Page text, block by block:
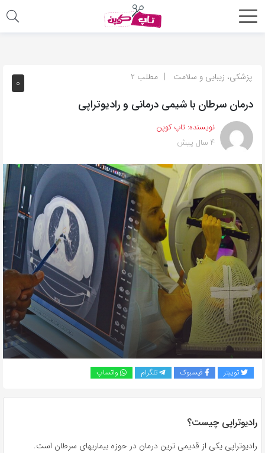
اشتراک
از
روش‌های
زیر
می‌توانید
این
صفحه
را
دوستان
خود
به
اشتراک
بگذارید.
کپی
لینک
۰ پزشکی، زیبایی و سلامت مطلب ۲
درمان سرطان با شیمی درمانی و رادیوتراپی
نویسنده: تاپ کوپن
۴ سال پیش
توییتر فیسبوک تلگرام واتساپ
رادیوتراپی چیست؟
رادیوتراپی یکی از قدیمی ترین درمان در حوزه بیماریهای سرطان است.